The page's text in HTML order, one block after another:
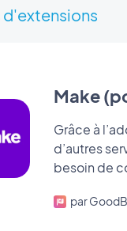
d'extensions
Make
Grâce à
d’autres
par